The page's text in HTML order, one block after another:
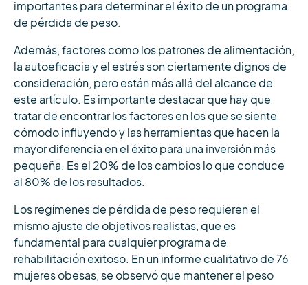
importantes para determinar el éxito de un programa
de pérdida de peso.
Además, factores como los patrones de alimentación,
la autoeficacia y el estrés son ciertamente dignos de
consideración, pero están más allá del alcance de
este artículo. Es importante destacar que hay que
tratar de encontrar los factores en los que se siente
cómodo influyendo y las herramientas que hacen la
mayor diferencia en el éxito para una inversión más
pequeña. Es el 20% de los cambios lo que conduce
al 80% de los resultados.
Los regímenes de pérdida de peso requieren el
mismo ajuste de objetivos realistas, que es
fundamental para cualquier programa de
rehabilitación exitoso. En un informe cualitativo de 76
mujeres obesas, se observó que mantener el peso